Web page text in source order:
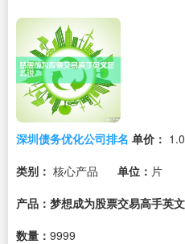
深圳债务优化公司排名 单价：
类别： 核心产品 单位： 片
产品：梦想成为股票交易高手英
数量： 9999